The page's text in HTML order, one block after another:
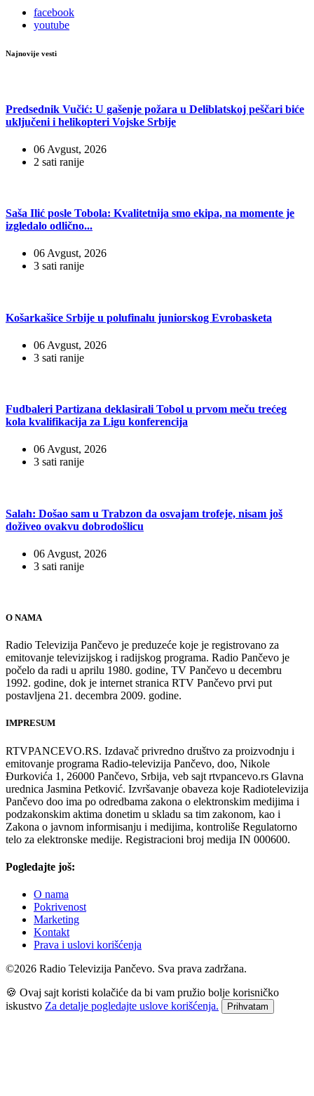
facebook
youtube
Najnovije vesti
Predsednik Vučić: U gašenje požara u Deliblatskoj peščari biće
uključeni i helikopteri Vojske Srbije
06 Avgust, 2026
2 sati ranije
Saša Ilić posle Tobola: Kvalitetnija smo ekipa, na momente je
izgledalo odlično...
06 Avgust, 2026
3 sati ranije
Košarkašice Srbije u polufinalu juniorskog Evrobasketa
06 Avgust, 2026
3 sati ranije
Fudbaleri Partizana deklasirali Tobol u prvom meču trećeg
kola kvalifikacija za Ligu konferencija
06 Avgust, 2026
3 sati ranije
Salah: Došao sam u Trabzon da osvajam trofeje, nisam još
doživeo ovakvu dobrodošlicu
06 Avgust, 2026
3 sati ranije
O NAMA
Radio Televizija Pančevo je preduzeće koje je registrovano za
emitovanje televizijskog i radijskog programa. Radio Pančevo je
počelo da radi u aprilu 1980. godine, TV Pančevo u decembru
1992. godine, dok je internet stranica RTV Pančevo prvi put
postavljena 21. decembra 2009. godine.
IMPRESUM
RTVPANCEVO.RS. Izdavač privredno društvo za proizvodnju i
emitovanje programa Radio-televizija Pančevo, doo, Nikole
Đurkovića 1, 26000 Pančevo, Srbija, veb sajt rtvpancevo.rs Glavna
urednica Jasmina Petković. Izvršavanje obaveza koje Radiotelevizija
Pančevo doo ima po odredbama zakona o elektronskim medijima i
podzakonskim aktima donetim u skladu sa tim zakonom, kao i
Zakona o javnom informisanju i medijima, kontroliše Regulatorno
telo za elektronske medije. Registracioni broj medija IN 000600.
Pogledajte još:
O nama
Pokrivenost
Marketing
Kontakt
Prava i uslovi korišćenja
©2026 Radio Televizija Pančevo. Sva prava zadržana.
🍪 Ovaj sajt koristi kolačiće da bi vam pružio bolje korisničko
iskustvo Za detalje pogledajte uslove korišćenja. Prihvatam